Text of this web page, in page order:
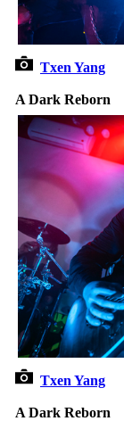
Txen Yang
A Dark Reborn
Txen Yang
A Dark Reborn